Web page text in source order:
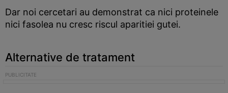
Dar noi cercetari au demonstrat ca nici proteinele
nici fasolea nu cresc riscul aparitiei gutei.
Alternative de tratament